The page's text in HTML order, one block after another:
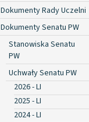
Dokumenty Rady Uczelni
Dokumenty Senatu PW
Stanowiska Senatu
PW
Uchwały Senatu PW
2026 - LI
2025 - LI
2024 - LI